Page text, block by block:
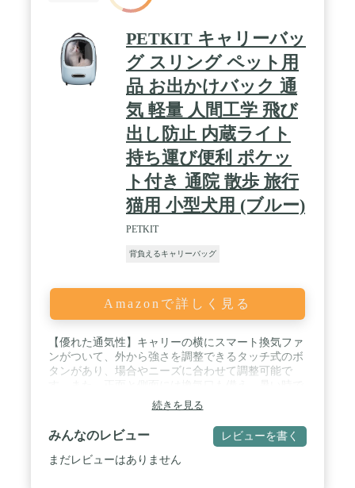
PETKIT キャリーバッ
グ スリング ペット用
品 お出かけバック 通
気 軽量 人間工学 飛び
出し防止 内蔵ライト
持ち運び便利 ポケッ
ト付き 通院 散歩 旅行
猫用 小型犬用 (ブルー)
PETKIT
背負えるキャリーバッグ
Amazonで詳しく見る
【優れた通気性】キャリーの横にスマート換気ファ
ンがついて、外から強さを調整できるタッチ式のボ
タンがあり、場合やニーズに合わせて調整可能で
も中には蒸し暑くなく、ペットちゃんは自由に呼吸
することができます / 【快適な背負い心地】人間工
学に基づきデザインされ、程よい硬さのパッドを内
蔵し、広幅のメッシュショルダーストラップに加え
て、背や肩にかける負担を軽減し、一日かけても疲
続きを見る
みんなのレビュー レビューを書く
まだレビューはありません